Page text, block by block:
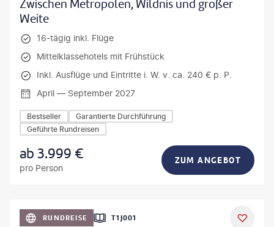
Zwischen Metropolen, Wildnis und großer
Weite
16-tägig inkl. Flüge
Mittelklassehotels mit Frühstück
Inkl. Ausflüge und Eintritte i. W. v. ca. 240 € p. P.
April — September 2027
Bestseller
Garantierte Durchführung
Geführte Rundreisen
ab3.999 €
pro Person
ZUM ANGEBOT
RUNDREISE T1J001